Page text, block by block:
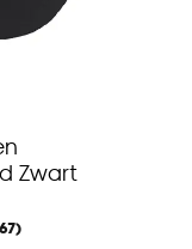
Zwart
67)